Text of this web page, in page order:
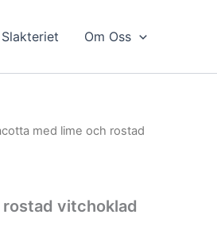
Slakteriet Om Oss
med lime och rostad
vitchoklad